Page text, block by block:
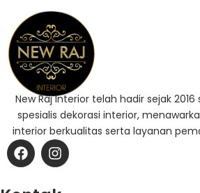
New Raj Interior telah hadir sejak
spesialis dekorasi interior,
interior berkualitas serta layanan
F
a
e
I
n
t